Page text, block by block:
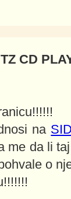
CD
na
me da li
o